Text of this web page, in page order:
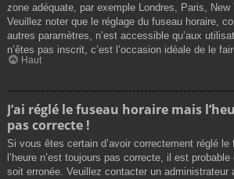
zone adéquate, par exemple Londres, Paris, New
Veuillez noter que le réglage du fuseau horaire,
autres paramètres, n’est accessible qu’aux
n’êtes pas inscrit, c’est l’occasion idéale de le
Haut
J’ai réglé le fuseau horaire mais
pas correcte !
Si vous êtes certain d’avoir correctement réglé
l’heure n’est toujours pas correcte, il est
soit erronée. Veuillez contacter un administrateur